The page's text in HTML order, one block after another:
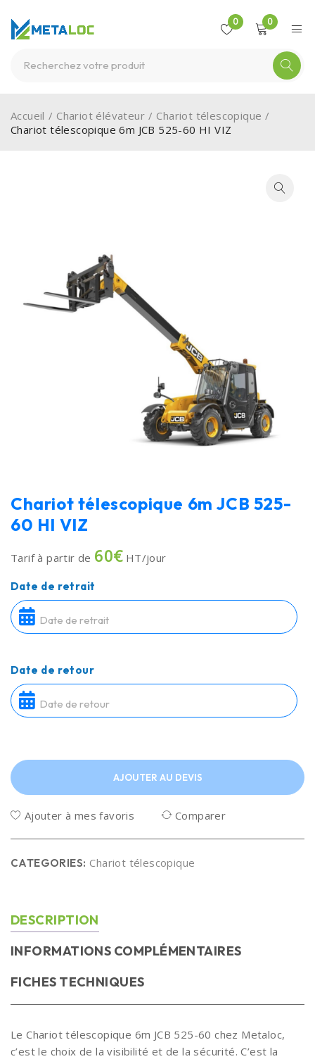
0 0
Accueil / Chariot élévateur / Chariot télescopique /
Chariot télescopique 6m JCB 525-60 HI VIZ
Chariot télescopique 6m JCB 525-
60 HI VIZ
Tarif à partir de 60€HT/jour
Date de retrait
Date de retour
AJOUTER AU DEVIS
Ajouter à mes favoris Comparer
CATEGORIES: Chariot télescopique
DESCRIPTION
INFORMATIONS COMPLÉMENTAIRES
FICHES TECHNIQUES
Le Chariot télescopique 6m JCB 525-60 chez Metaloc,
c’est le choix de la visibilité et de la sécurité. C’est la